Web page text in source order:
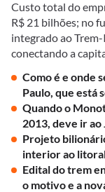
Custo total do
R$ 21 bilhões; no
integrado ao
conectando a
Como é e onde
Paulo, que está
Quando o
2013, deve ir ao
Projeto
interior ao
Edital do trem
o motivo e a